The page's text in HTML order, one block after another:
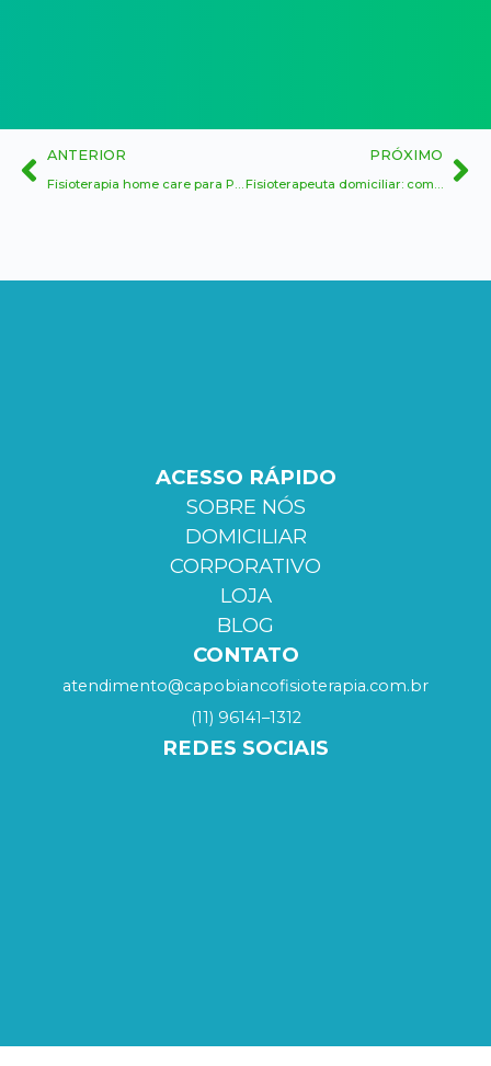
ANTERIOR
Fisioterapia home care para Parkinson: como melhorar equilíbrio, marcha e independência
PRÓXIMO
Fisioterapeuta domiciliar: como funciona o atendimento, agendamento e frequência das sessões
ACESSO RÁPIDO
SOBRE NÓS
DOMICILIAR
CORPORATIVO
LOJA
BLOG
CONTATO
atendimento@capobiancofisioterapia.com.br
(11) 96141–1312
REDES SOCIAIS